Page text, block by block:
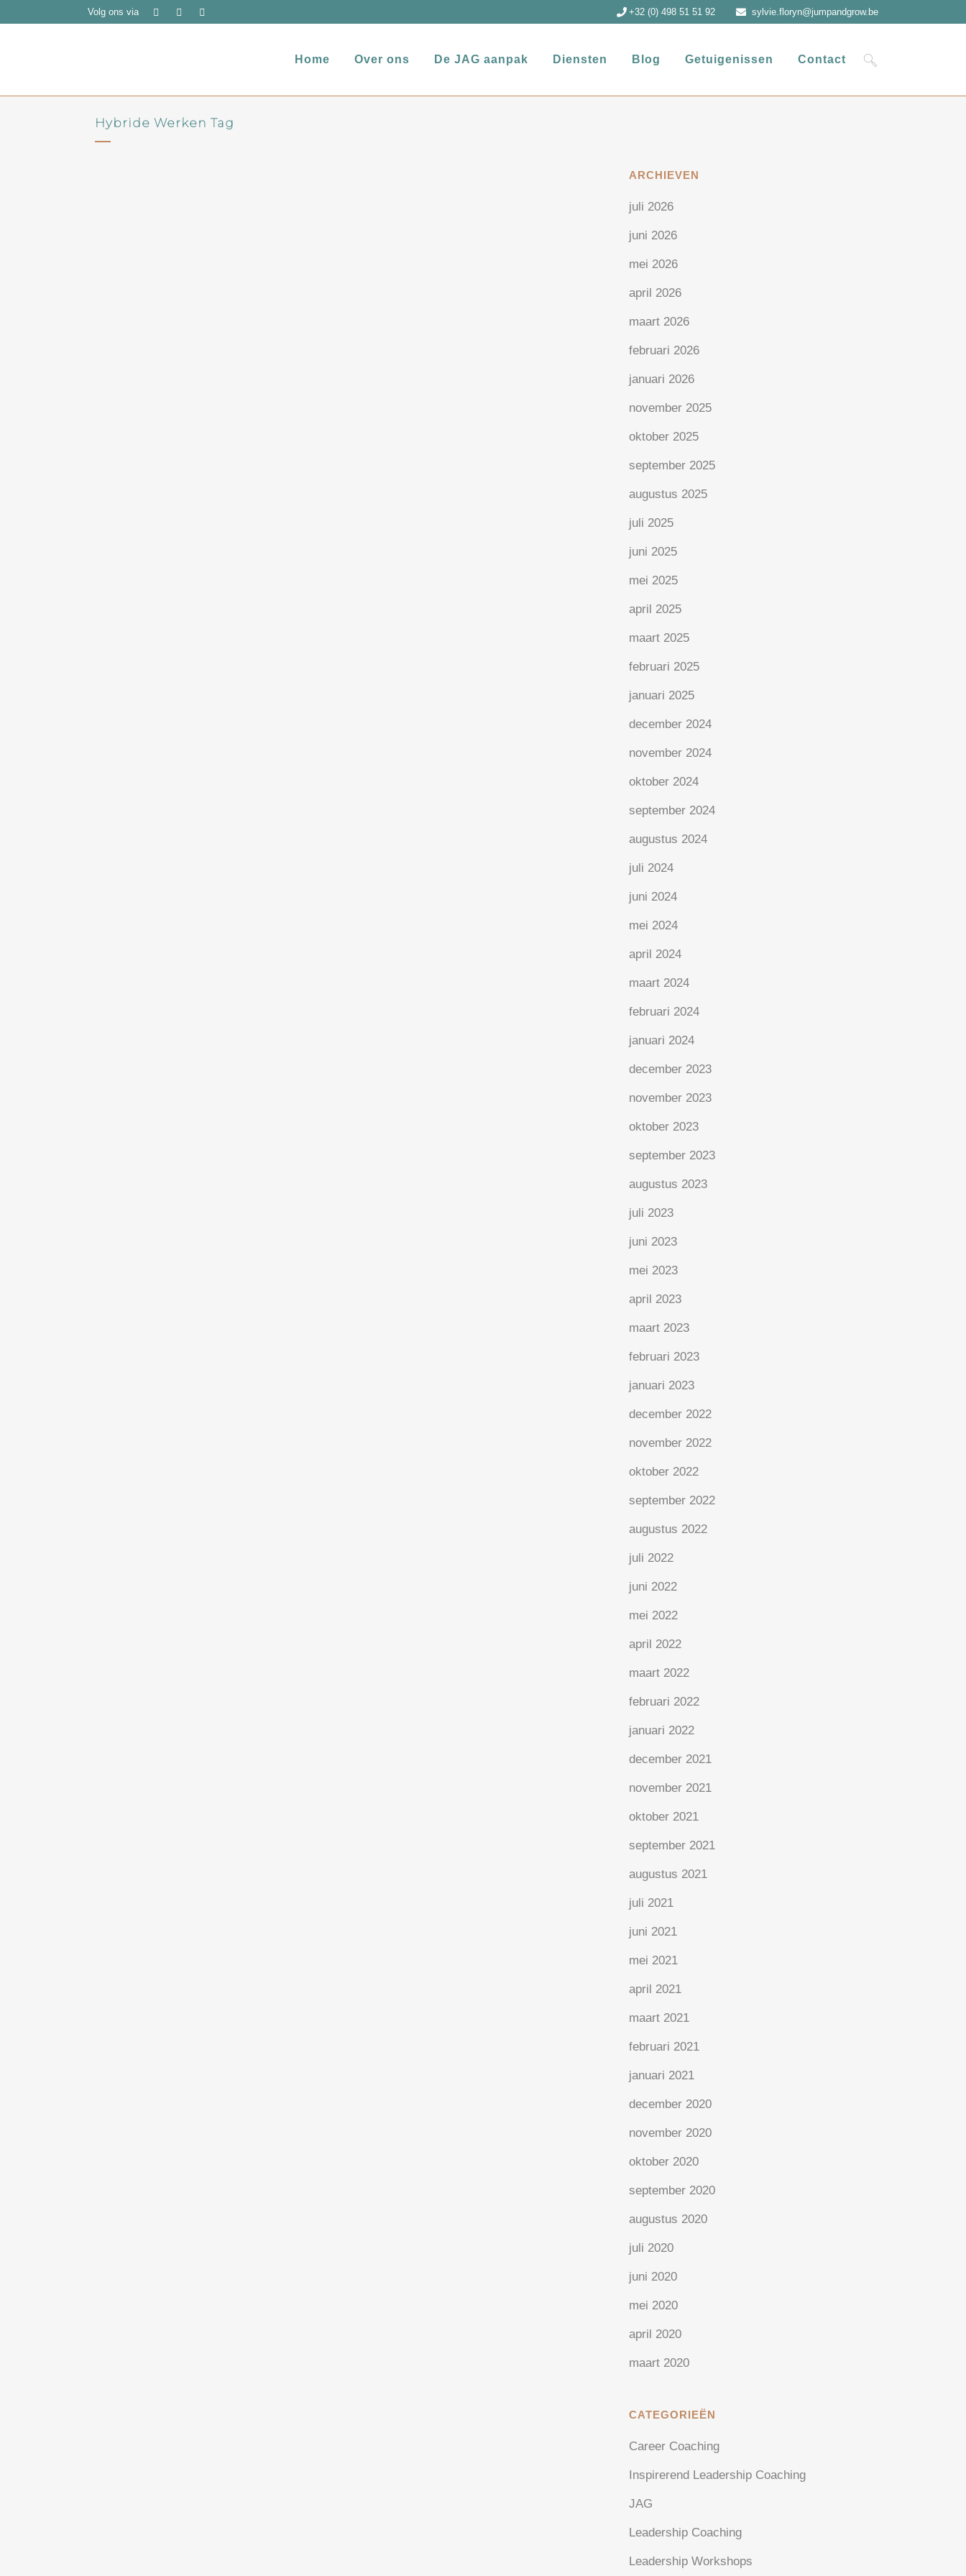
Volg ons via +32 (0) 498 51 51 92 sylvie.floryn@jumpandgrow.be
Home Over ons De JAG aanpak Diensten Blog Getuigenissen Contact
Hybride Werken Tag
ARCHIEVEN
juli 2026
juni 2026
mei 2026
april 2026
maart 2026
februari 2026
januari 2026
november 2025
oktober 2025
september 2025
augustus 2025
juli 2025
juni 2025
mei 2025
april 2025
maart 2025
februari 2025
januari 2025
december 2024
november 2024
oktober 2024
september 2024
augustus 2024
juli 2024
juni 2024
mei 2024
april 2024
maart 2024
februari 2024
januari 2024
december 2023
november 2023
oktober 2023
september 2023
augustus 2023
juli 2023
juni 2023
mei 2023
april 2023
maart 2023
februari 2023
januari 2023
december 2022
november 2022
oktober 2022
september 2022
augustus 2022
juli 2022
juni 2022
mei 2022
april 2022
maart 2022
februari 2022
januari 2022
december 2021
november 2021
oktober 2021
september 2021
augustus 2021
juli 2021
juni 2021
mei 2021
april 2021
maart 2021
februari 2021
januari 2021
december 2020
november 2020
oktober 2020
september 2020
augustus 2020
juli 2020
juni 2020
mei 2020
april 2020
maart 2020
CATEGORIEËN
Career Coaching
Inspirerend Leadership Coaching
JAG
Leadership Coaching
Leadership Workshops